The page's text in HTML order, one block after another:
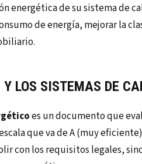
energética de su sistema de
de energía, mejorar la
LOS SISTEMAS DE
es un documento que
que va de A (muy
con los requisitos legales,